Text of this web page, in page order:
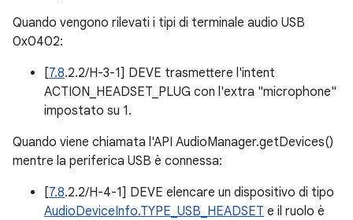
Quando vengono rilevati i tipi di terminale audio USB
0x0402:
[7.8.2.2/H-3-1] DEVE trasmettere l'intent
ACTION_HEADSET_PLUG con l'extra "microphone"
impostato su 1.
Quando viene chiamata l'API AudioManager.getDevices()
mentre la periferica USB è connessa:
[7.8.2.2/H-4-1] DEVE elencare un dispositivo di tipo
AudioDeviceInfo.TYPE_USB_HEADSET e il ruolo è